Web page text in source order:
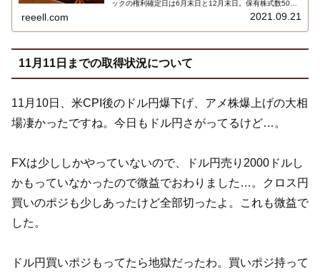
ックの権利確定日は6月末日と12月末日。保有株式数500
引換券が6枚。ハッピーセット、ビックブレックファスト
料です…
reeell.com 2021.09.21
11月11日までの取得状況について
11月10日、米CPI後のドル円爆下げ、アメ株爆上げの大相
場凄かったですね。今日もドル円さがってるけど…。
FXは少ししかやっていないので、ドル円売り2000ドルし
かもっていなかったので微益でおわりました…。クロス円
買いのポジも少しあったけど全部切ったよ。これも微益で
した。
ドル円買いポジもってたら地獄だったわ。買いポジ持って